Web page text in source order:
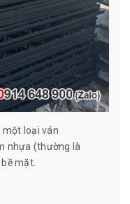
một loại ván
nhựa (thường là
mặt.